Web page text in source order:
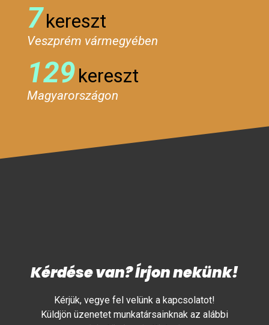
7kereszt
Veszprém vármegyében
129kereszt
Magyarországon
Kérdése van? Írjon nekünk!
Kérjük, vegye fel velünk a kapcsolatot!
Küldjön üzenetet munkatársainknak az alábbi